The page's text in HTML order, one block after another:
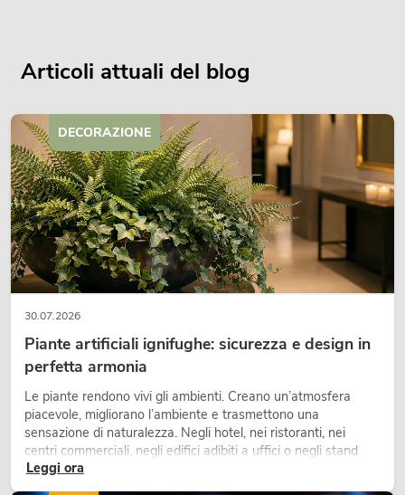
Articoli attuali del blog
30.07.2026
Piante artificiali ignifughe: sicurezza e design in
perfetta armonia
Le piante rendono vivi gli ambienti. Creano un’atmosfera
piacevole, migliorano l’ambiente e trasmettono una
sensazione di naturalezza. Negli hotel, nei ristoranti, nei
centri commerciali, negli edifici adibiti a uffici o negli stand
fieristici, una vegetazione di alta qualità è ormai parte
Leggi ora
DECORAZIONE